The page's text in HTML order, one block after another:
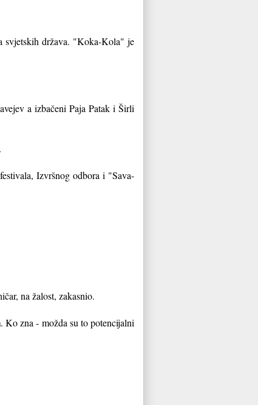
svjetskih država. "Koka-Kola" je
a izbačeni Paja Patak i Širli
Izvršnog odbora i "Sava-
na žalost, zakasnio.
zna - možda su to potencijalni